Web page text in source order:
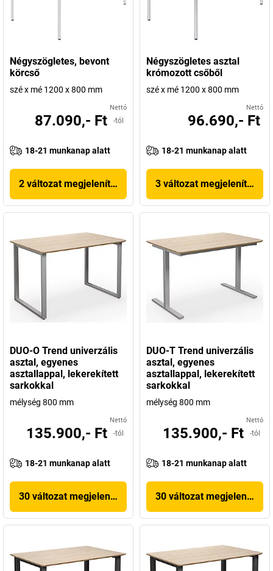
Négyszögletes, bevont
körcső
szé x mé 1200 x 800 mm
Nettó
87.090,- Ft -tól
18-21 munkanap alatt
2 változat megjelenítése
Négyszögletes asztal
krómozott csőből
szé x mé 1200 x 800 mm
Nettó
96.690,- Ft
18-21 munkanap alatt
3 változat megjelenítése
DUO-O Trend univerzális
asztal, egyenes
asztallappal, lekerekített
sarkokkal
mélység 800 mm
Nettó
135.900,- Ft -tól
18-21 munkanap alatt
30 változat megjelenítése
DUO-T Trend univerzális
asztal, egyenes
asztallappal, lekerekített
sarkokkal
mélység 800 mm
Nettó
135.900,- Ft -tól
18-21 munkanap alatt
30 változat megjelenítése